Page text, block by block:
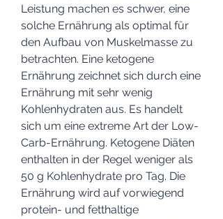
Leistung machen es schwer, eine
solche Ernährung als optimal für
den Aufbau von Muskelmasse zu
betrachten. Eine ketogene
Ernährung zeichnet sich durch eine
Ernährung mit sehr wenig
Kohlenhydraten aus. Es handelt
sich um eine extreme Art der Low-
Carb-Ernährung. Ketogene Diäten
enthalten in der Regel weniger als
50 g Kohlenhydrate pro Tag. Die
Ernährung wird auf vorwiegend
protein- und fetthaltige